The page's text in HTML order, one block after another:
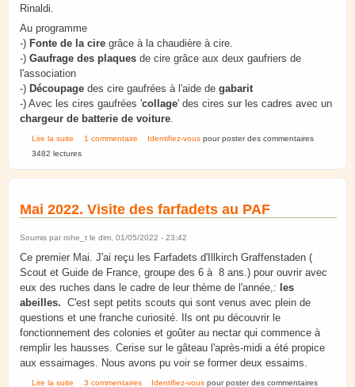
Rinaldi.
Au programme
-) Fonte de la cire grâce à la chaudière à cire.
-) Gaufrage des plaques de cire grâce aux deux gaufriers de
l'association
-) Découpage des cire gaufrées à l'aide de gabarit
-) Avec les cires gaufrées 'collage' des cires sur les cadres avec un
chargeur de batterie de voiture
Lire la suite de Fonte de Cire du 7/8 mai 2022 à Eschau.
1 commentaire Identifiez-vous pour poster des commentaires
3482 lectures
Mai 2022. Visite des farfadets au PAF
Soumis par rohe_t le dim, 01/05/2022 - 23:42
Ce premier Mai. J'ai reçu les Farfadets d'Illkirch Graffenstaden (
Scout et Guide de France, groupe des 6 à 8 ans.) pour ouvrir avec
eux des ruches dans le cadre de leur thème de l'année,: les
abeilles. C'est sept petits scouts qui sont venus avec plein de
questions et une franche curiosité. Ils ont pu découvrir le
fonctionnement des colonies et goûter au nectar qui commence à
remplir les hausses. Cerise sur le gâteau l'après-midi a été propice
aux essaimages. Nous avons pu voir se former deux essaims.
Lire la suite de Mai 2022. Visite des farfadets au PAF
3 commentaires Identifiez-vous pour poster des commentaires